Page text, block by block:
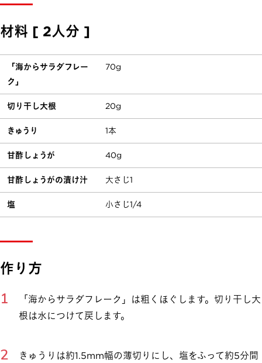
材料 [ 2人分 ]
「海からサラダフレー
ク」
70g
切り干し大根 20g
きゅうり 1本
甘酢しょうが 40g
甘酢しょうがの漬け汁 大さじ1
塩 小さじ1/4
作り方
「海からサラダフレーク」は粗くほぐします。切り干し大
根は水につけて戻します。
きゅうりは約1.5mm幅の薄切りにし、塩をふって約5分間